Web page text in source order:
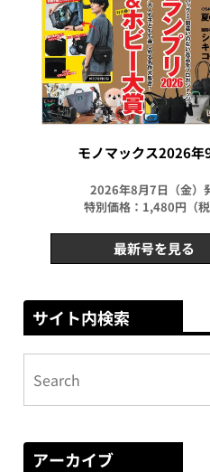
モノマックス2026年
2026年8月7日（金）
特別価格：1,480円（税
最新号を見る
サイト内検索
アーカイブ